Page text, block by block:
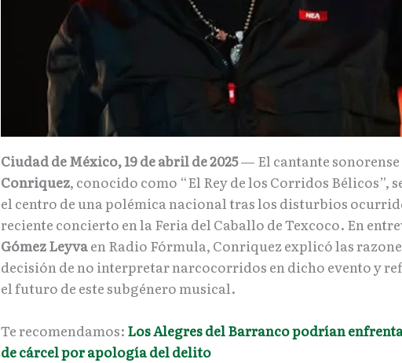
Ciudad de México, 19 de abril de 2025— El cantante sonorense
Conriquez, conocido como “El Rey de los Corridos Bélicos”,
el centro de una polémica nacional tras los disturbios
reciente concierto en la Feria del Caballo de Texcoco. En
Gómez Leyvaen Radio Fórmula, Conriquez explicó las
decisión de no interpretar narcocorridos en dicho evento y
el futuro de este subgénero musical.​
Te recomendamos: Los Alegres del Barranco podrían
de cárcel por apología del delito